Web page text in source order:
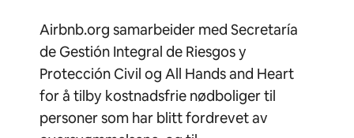
Airbnb.org samarbeider med Secretaría
de Gestión Integral de Riesgos y
Protección Civil og All Hands and Heart
for å tilby kostnadsfrie nødboliger til
personer som har blitt fordrevet av